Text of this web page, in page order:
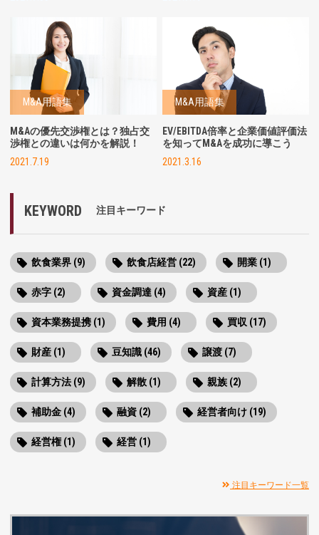
M&A用語集
M&Aの優先交渉権とは？独占交
渉権との違いは何かを解説！
2021.7.19
M&A用語集
EV/EBITDA倍率と企業価値評価法
を知ってM&Aを成功に導こう
2021.3.16
KEYWORD 注目キーワード
飲食業界 (9) 飲食店経営 (22) 開業 (1)
赤字 (2) 資金調達 (4) 資産 (1)
資本業務提携 (1) 費用 (4) 買収 (17)
財産 (1) 豆知識 (46) 譲渡 (7)
計算方法 (9) 解散 (1) 親族 (2)
補助金 (4) 融資 (2) 経営者向け (19)
経営権 (1) 経営 (1)
注目キーワード一覧